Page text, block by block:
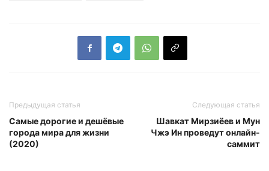
Предыдущая статья
Самые дорогие и дешёвые
города мира для жизни
(2020)
Следующая статья
Шавкат Мирзиёев и Мун
Чжэ Ин проведут онлайн-
саммит